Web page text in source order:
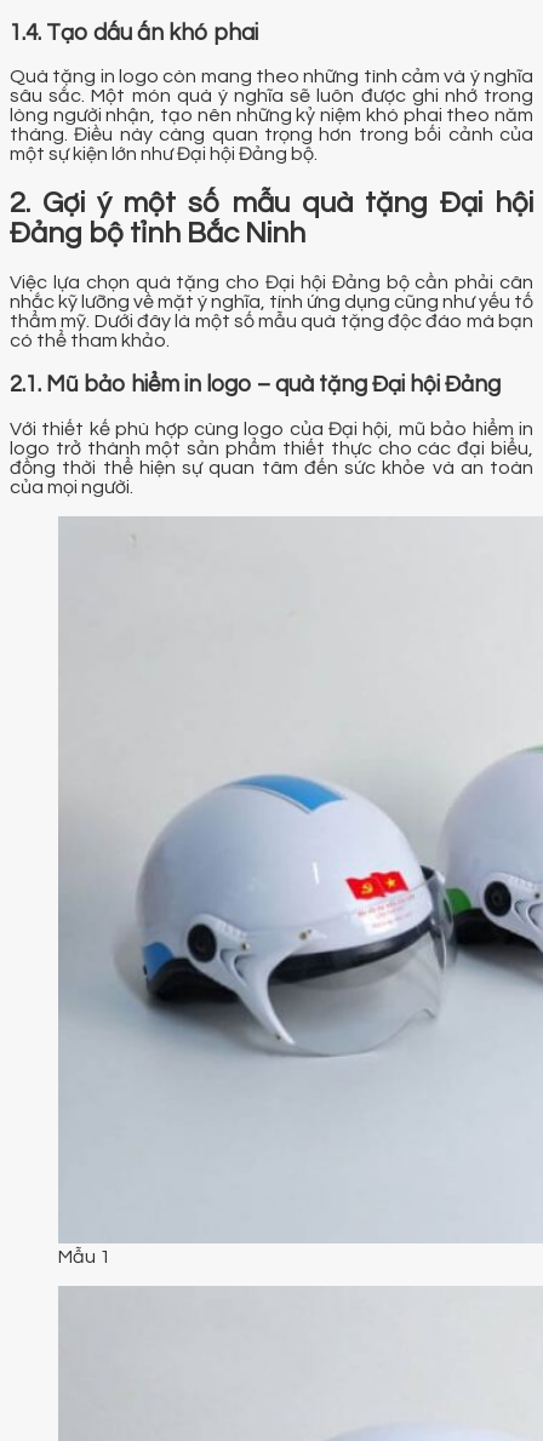
1.4. Tạo dấu ấn khó phai
Quà tặng in logo còn mang theo những tình cảm và ý nghĩa
sâu sắc. Một món quà ý nghĩa sẽ luôn được ghi nhớ trong
lòng người nhận, tạo nên những kỷ niệm khó phai theo năm
tháng. Điều này càng quan trọng hơn trong bối cảnh của
một sự kiện lớn như Đại hội Đảng bộ.
2. Gợi ý một số mẫu quà tặng Đại hội
Đảng bộ tỉnh Bắc Ninh
Việc lựa chọn quà tặng cho Đại hội Đảng bộ cần phải cân
nhắc kỹ lưỡng về mặt ý nghĩa, tính ứng dụng cũng như yếu tố
thẩm mỹ. Dưới đây là một số mẫu quà tặng độc đáo mà bạn
có thể tham khảo.
2.1. Mũ bảo hiểm in logo – quà tặng Đại hội Đảng
Với thiết kế phù hợp cùng logo của Đại hội, mũ bảo hiểm in
logo trở thành một sản phẩm thiết thực cho các đại biểu,
đồng thời thể hiện sự quan tâm đến sức khỏe và an toàn
của mọi người.
Mẫu 1